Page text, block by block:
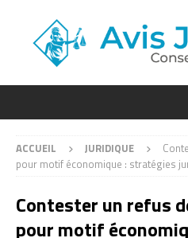
ACCUEIL JURIDIQUE
pour motif économique : stratégies
Contester un refus
pour motif